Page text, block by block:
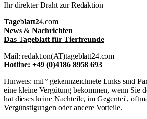
Ihr direkter Draht zur Redaktion
Tageblatt24.com
News & Nachrichten
Das Tageblatt für Tierfreunde
Mail: redaktion(AT)tageblatt24.com
Hotline: +49 (0)4186 8958 693
Hinweis: mit º gekennzeichnete Links sind
eine kleine Vergütung bekommen, wenn Sie
hat dieses keine Nachteile, im Gegenteil,
Vergünstigungen oder andere Vorteile.